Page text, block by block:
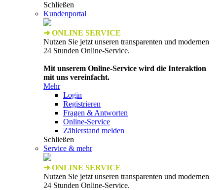
Schließen
Kundenportal
➜ ONLINE SERVICE
Nutzen Sie jetzt unseren transparenten und modernen
24 Stunden Online-Service.
Mit unserem Online-Service wird die Interaktion
mit uns vereinfacht.
Mehr
Login
Registrieren
Fragen & Antworten
Online-Service
Zählerstand melden
Schließen
Service & mehr
➜ ONLINE SERVICE
Nutzen Sie jetzt unseren transparenten und modernen
24 Stunden Online-Service.